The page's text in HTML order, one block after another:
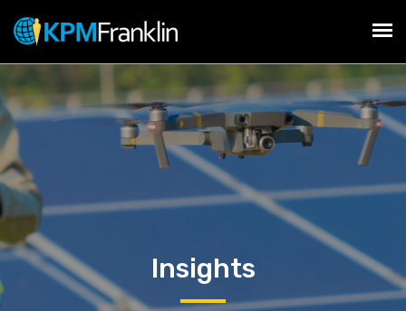
Insights